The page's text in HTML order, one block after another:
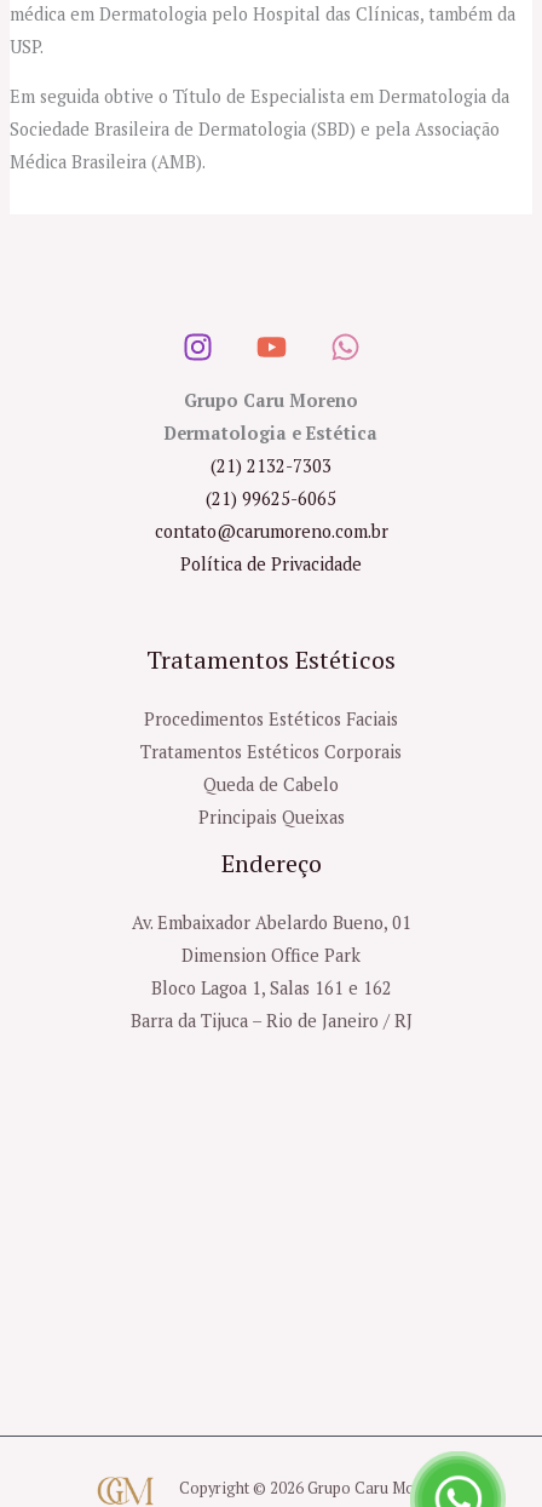
médica em Dermatologia pelo Hospital das Clínicas, também da
USP.
Em seguida obtive o Título de Especialista em Dermatologia da
Sociedade Brasileira de Dermatologia (SBD) e pela Associação
Médica Brasileira (AMB).
Grupo Caru Moreno
Dermatologia e Estética
(21) 2132-7303
(21) 99625-6065
contato@carumoreno.com.br
Política de Privacidade
Tratamentos Estéticos
Procedimentos Estéticos Faciais
Tratamentos Estéticos Corporais
Queda de Cabelo
Principais Queixas
Endereço
Av. Embaixador Abelardo Bueno, 01
Dimension Office Park
Bloco Lagoa 1, Salas 161 e 162
Barra da Tijuca – Rio de Janeiro / RJ
Copyright © 2026 Grupo Caru Moreno